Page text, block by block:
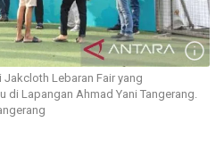
Lebaran Fair yang
di Lapangan Ahmad Yani Tangerang.